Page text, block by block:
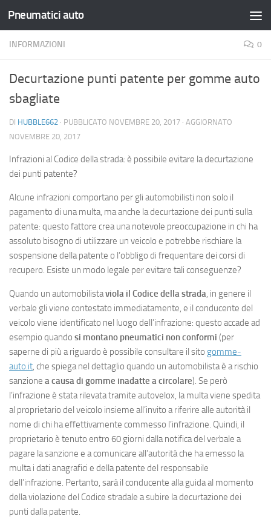
Salta al contenuto
Pneumatici auto
INFORMAZIONI 0
Decurtazione punti patente per gomme auto
sbagliate
DI HUBBLE662 · PUBBLICATO NOVEMBRE 20, 2017 · AGGIORNATO
NOVEMBRE 20, 2017
Infrazioni al Codice della strada: è possibile evitare la decurtazione
dei punti patente?
Alcune infrazioni comportano per gli automobilisti non solo il
pagamento di una multa, ma anche la decurtazione dei punti sulla
patente: questo fattore crea una notevole preoccupazione in chi ha
assoluto bisogno di utilizzare un veicolo e potrebbe rischiare la
sospensione della patente o l’obbligo di frequentare dei corsi di
recupero. Esiste un modo legale per evitare tali conseguenze?
Quando un automobilistaviola il Codice della strada, in genere il
verbale gli viene contestato immediatamente, e il conducente del
veicolo viene identificato nel luogo dell’infrazione: questo accade ad
esempio quando si montano pneumatici non conformi (per
saperne di più a riguardo è possibile consultare il sito gomme-
auto.it, che spiega nel dettaglio quando un automobilista è a rischio
sanzione a causa di gomme inadatte a circolare). Se però
l’infrazione è stata rilevata tramite autovelox, la multa viene spedita
al proprietario del veicolo insieme all’invito a riferire alle autorità il
nome di chi ha effettivamente commesso l’infrazione. Quindi, il
proprietario è tenuto entro 60 giorni dalla notifica del verbale a
pagare la sanzione e a comunicare all’autorità che ha emesso la
multa i dati anagrafici e della patente del responsabile
dell’infrazione. Pertanto, sarà il conducente alla guida al momento
della violazione del Codice stradale a subire la decurtazione dei
punti dalla patente.